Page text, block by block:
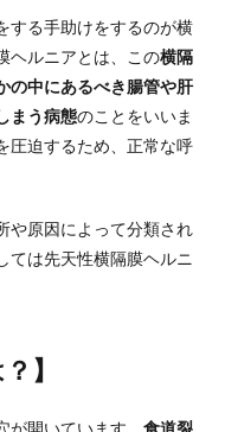
する手助けをするのが横
ヘルニアとは、この横隔
の中にあるべき腸管や肝
まう病態のことをいいま
圧迫するため、正常な呼
や原因によって分類され
ては先天性横隔膜ヘルニ
】
開いています。 食道裂